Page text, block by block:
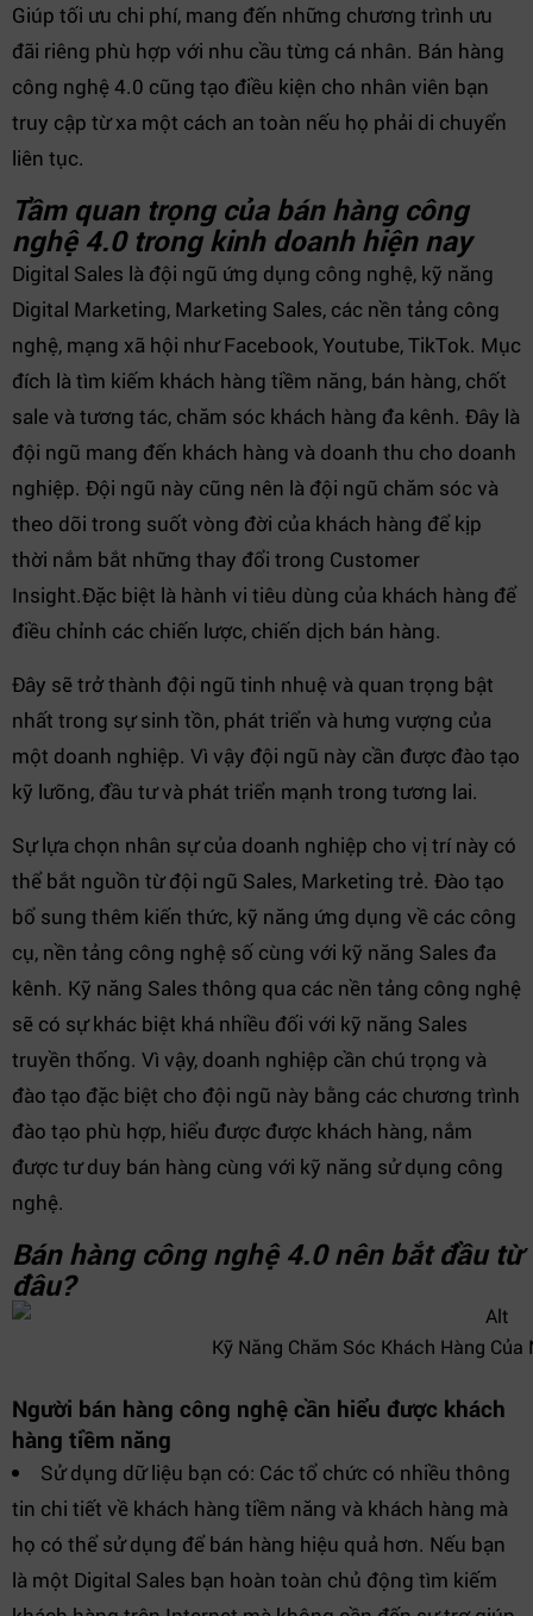
Giúp tối ưu chi phí, mang đến những chương trình ưu
đãi riêng phù hợp với nhu cầu từng cá nhân. Bán hàng
công nghệ 4.0 cũng tạo điều kiện cho nhân viên bạn
truy cập từ xa một cách an toàn nếu họ phải di chuyển
liên tục.
Tầm quan trọng của bán hàng công
nghệ 4.0 trong kinh doanh hiện nay
Digital Sales là đội ngũ ứng dụng công nghệ, kỹ năng
Digital Marketing, Marketing Sales, các nền tảng công
nghệ, mạng xã hội như Facebook, Youtube, TikTok. Mục
đích là tìm kiếm khách hàng tiềm năng, bán hàng, chốt
sale và tương tác, chăm sóc khách hàng đa kênh. Đây là
đội ngũ mang đến khách hàng và doanh thu cho doanh
nghiệp. Đội ngũ này cũng nên là đội ngũ chăm sóc và
theo dõi trong suốt vòng đời của khách hàng để kịp
thời nắm bắt những thay đổi trong Customer
Insight.Đặc biệt là hành vi tiêu dùng của khách hàng để
điều chỉnh các chiến lược, chiến dịch bán hàng.
Đây sẽ trở thành đội ngũ tinh nhuệ và quan trọng bật
nhất trong sự sinh tồn, phát triển và hưng vượng của
một doanh nghiệp. Vì vậy đội ngũ này cần được đào tạo
kỹ lưỡng, đầu tư và phát triển mạnh trong tương lai.
Sự lựa chọn nhân sự của doanh nghiệp cho vị trí này có
thể bắt nguồn từ đội ngũ Sales, Marketing trẻ. Đào tạo
bổ sung thêm kiến thức, kỹ năng ứng dụng về các công
cụ, nền tảng công nghệ số cùng với kỹ năng Sales đa
kênh. Kỹ năng Sales thông qua các nền tảng công nghệ
sẽ có sự khác biệt khá nhiều đối với kỹ năng Sales
truyền thống. Vì vậy, doanh nghiệp cần chú trọng và
đào tạo đặc biệt cho đội ngũ này bằng các chương trình
đào tạo phù hợp, hiểu được được khách hàng, nắm
được tư duy bán hàng cùng với kỹ năng sử dụng công
nghệ.
Bán hàng công nghệ 4.0 nên bắt đầu từ
đâu?
Kỹ Năng Chăm Sóc Khách Hàng Của
Người bán hàng công nghệ cần hiểu được khách
hàng tiềm năng
Sử dụng dữ liệu bạn có: Các tổ chức có nhiều thông
tin chi tiết về khách hàng tiềm năng và khách hàng mà
họ có thể sử dụng để bán hàng hiệu quả hơn. Nếu bạn
là một Digital Sales bạn hoàn toàn chủ động tìm kiếm